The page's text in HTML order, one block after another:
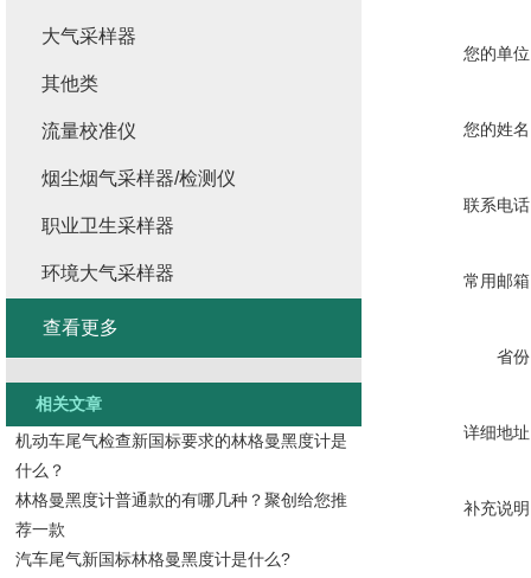
您的单
您的姓
联系电
常用邮
省
详细地
补充说
大气采样器
其他类
流量校准仪
烟尘烟气采样器/检测仪
职业卫生采样器
环境大气采样器
查看更多
相关文章
机动车尾气检查新国标要求的林格曼黑度计是
什么？
林格曼黑度计普通款的有哪几种？聚创给您推
荐一款
汽车尾气新国标林格曼黑度计是什么?